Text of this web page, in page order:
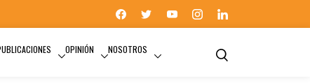
OPINIÓN NOSOTROS